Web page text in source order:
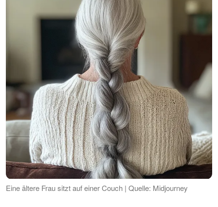
Eine ältere Frau sitzt auf einer Couch | Quelle: Midjourney